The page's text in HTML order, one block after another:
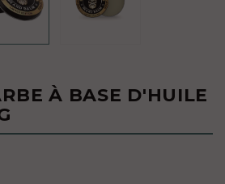
À BASE D'HUILE